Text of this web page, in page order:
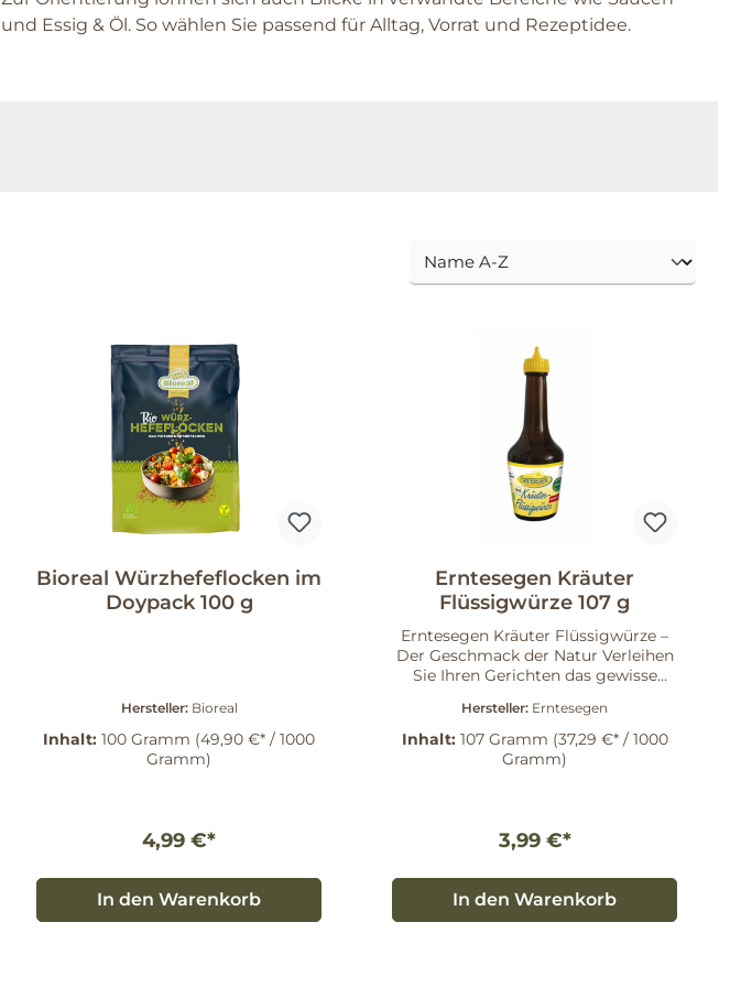
und Essig & Öl. So wählen Sie passend für Alltag, Vorrat und Rezeptidee.
Bioreal Würzhefeflocken im
Doypack 100 g
Hersteller: Bioreal
Inhalt: 100 Gramm (49,90 €* / 1000
Gramm)
4,99 €*
In den Warenkorb
Erntesegen Kräuter
Flüssigwürze 107 g
Erntesegen Kräuter Flüssigwürze –
Der Geschmack der Natur Verleihen
Sie Ihren Gerichten das gewisse
Flüssigwürze. Diese hochwertige
Flüssigwürze ist ideal zum
Verfeinern und Abschmecken von
die perfekte Würze, die Ihre
Geschmacksknospen verzaubern
wird. Vielfältige
Anwendungsmöglichkeiten Die
Hersteller: Erntesegen
Inhalt: 107 Gramm (37,29 €* / 1000
Gramm)
3,99 €*
In den Warenkorb